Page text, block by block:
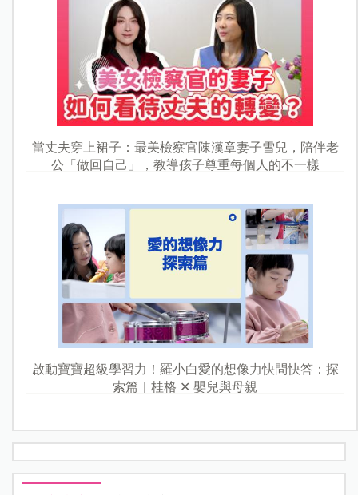
當丈夫穿上裙子：最美檢察官陳漢章妻子雪兒，陪伴老
公「做回自己」，教導孩子尊重每個人的不一樣
啟動寶寶超級學習力！羅小白愛的想像力快問快答：探
索篇｜桂格 ✕ 嬰兒與母親